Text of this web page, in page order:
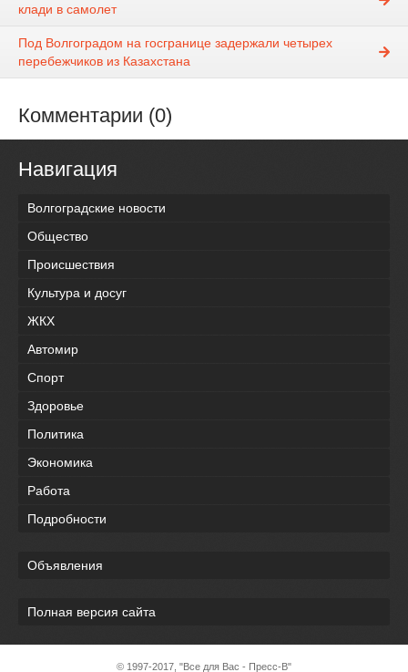
клади в самолет
Под Волгоградом на госгранице задержали четырех
перебежчиков из Казахстана
Комментарии (0)
Навигация
Волгоградские новости
Общество
Происшествия
Культура и досуг
ЖКХ
Автомир
Спорт
Здоровье
Политика
Экономика
Работа
Подробности
Объявления
Полная версия сайта
© 1997-2017, "Все для Вас - Пресс-В"